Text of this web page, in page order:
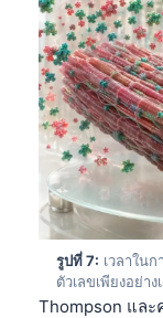
รูปที่ 7: เวลาใน
ตัวเลขเพียงอย่าง
Thompson แล
Català
Қазақ тілі
Suomi
Hrvatski
كوردی‎
پښتو
سنڌي